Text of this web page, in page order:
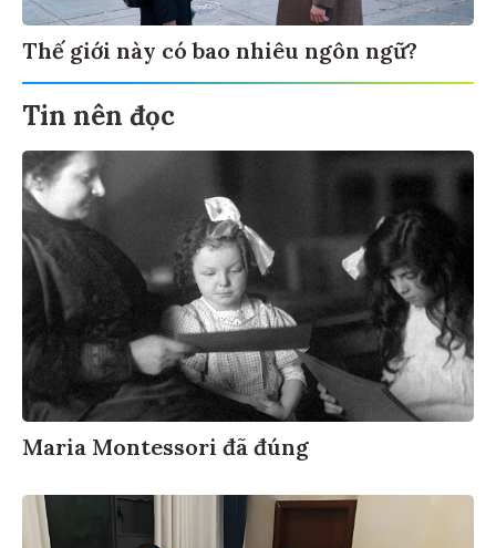
Thế giới này có bao nhiêu ngôn ngữ?
Tin nên đọc
Maria Montessori đã đúng